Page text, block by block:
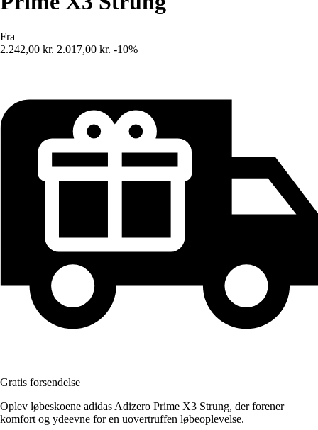
Fra
2.242,00 kr. 2.017,00 kr. -10%
Gratis forsendelse
Oplev løbeskoene adidas Adizero Prime X3 Strung, der forener
komfort og ydeevne for en uovertruffen løbeoplevelse.